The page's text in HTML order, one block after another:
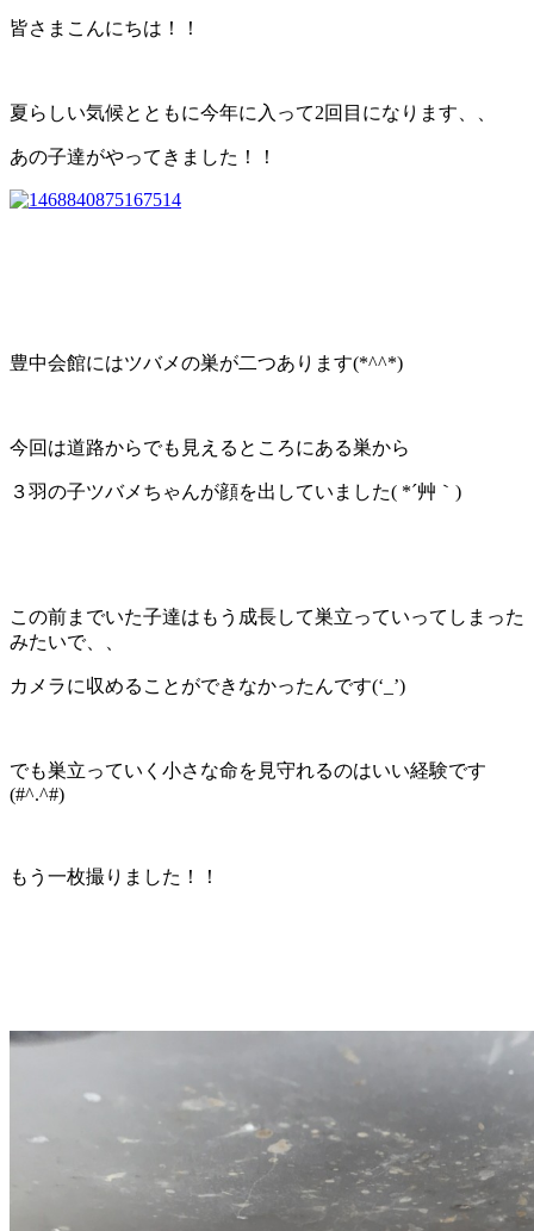
皆さまこんにちは！！
夏らしい気候とともに今年に入って2回目になります、、
あの子達がやってきました！！
豊中会館にはツバメの巣が二つあります(*^^*)
今回は道路からでも見えるところにある巣から
３羽の子ツバメちゃんが顔を出していました( *´艸｀)
この前までいた子達はもう成長して巣立っていってしまった
みたいで、、
カメラに収めることができなかったんです(‘_’)
でも巣立っていく小さな命を見守れるのはいい経験です
(#^.^#)
もう一枚撮りました！！